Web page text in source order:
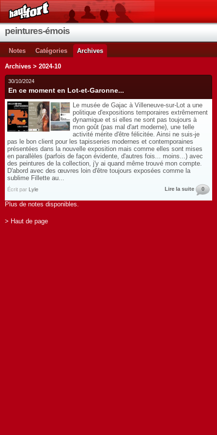
peintures-émois
Notes Catégories Archives
Archives > 2024-10
30/10/2024
En ce moment en Lot-et-Garonne...
Le musée de Gajac à Villeneuve-sur-Lot a une
politique d'expositions temporaires extrêmement
dynamique et si elles ne sont pas toujours à
mon goût (pas mal d'art moderne), une telle
activité mérite d'être félicitée. Ainsi ne suis-je
pas le bon client pour les tapisseries modernes et contemporaines
présentées dans la nouvelle exposition mais comme elles sont mises
en parallèles (parfois de façon évidente, d'autres fois... moins...) avec
des peintures de la collection, j'y ai quand même trouvé mon compte.
D'abord avec des œuvres loin d'être toujours exposées comme la
sublime Fillette au...
Écrit par Lyle Lire la suite 0
Plus de notes disponibles.
> Haut de page